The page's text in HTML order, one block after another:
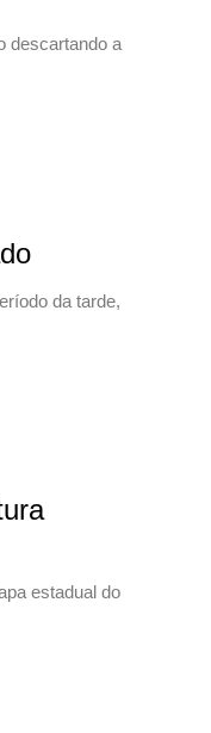
descartando a
da tarde,
estadual do